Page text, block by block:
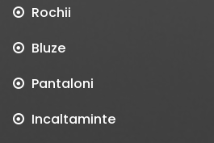
Rochii
Bluze
Pantaloni
Incaltaminte